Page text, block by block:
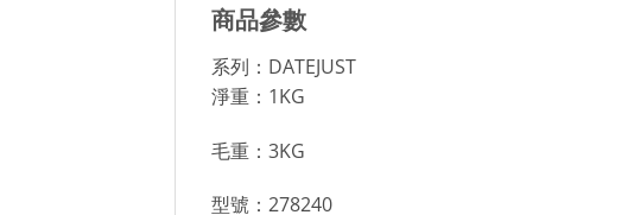
商品參數
系列：DATEJUST
淨重：1KG
毛重：3KG
型號：278240